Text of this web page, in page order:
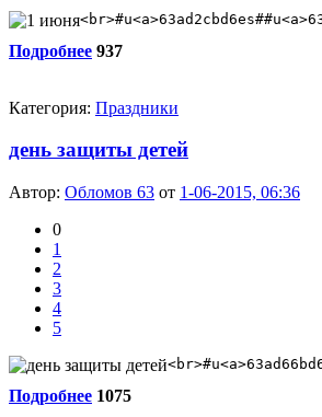
Подробнее 937
Категория: Праздники
день защиты детей
Автор: Обломов 63 от 1-06-2015, 06:36
0
1
2
3
4
5
Подробнее 1075